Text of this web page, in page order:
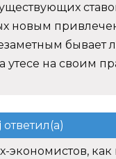
новым
бывает
утесе на своим
ответил(а)
экономистов, как